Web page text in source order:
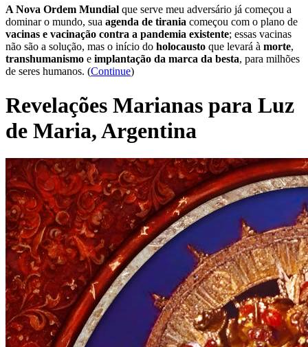
A Nova Ordem Mundial que serve meu adversário já começou a
dominar o mundo, sua agenda de tirania começou com o plano de
vacinas e vacinação contra a pandemia existente; essas vacinas
não são a solução, mas o início do holocausto que levará à morte,
transhumanismo e implantação da marca da besta, para milhões
de seres humanos. (Continue)
Revelações Marianas para Luz
de Maria, Argentina